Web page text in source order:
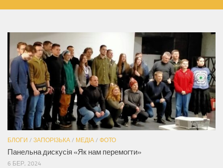
БЛОГИ / ЗАПОРІЗЬКА / МЕДІА / ФОТО
Панельна дискусія «Як нам перемогти»
6 БЕР, 2024